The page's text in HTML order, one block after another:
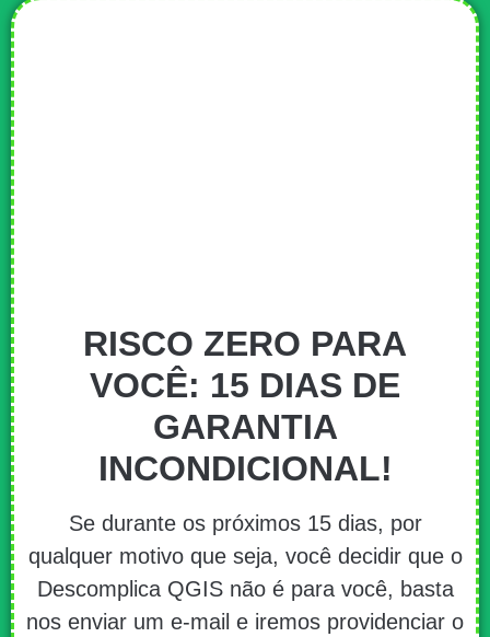
RISCO ZERO PARA
VOCÊ: 15 DIAS DE
GARANTIA
INCONDICIONAL!
Se durante os próximos 15 dias, por
qualquer motivo que seja, você decidir que o
Descomplica QGIS não é para você, basta
nos enviar um e-mail e iremos providenciar o